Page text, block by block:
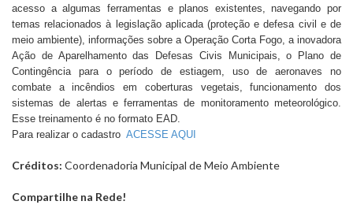
acesso a algumas ferramentas e planos existentes, navegando por
temas relacionados à legislação aplicada (proteção e defesa civil e de
meio ambiente), informações sobre a Operação Corta Fogo, a inovadora
Ação de Aparelhamento das Defesas Civis Municipais, o Plano de
Contingência para o período de estiagem, uso de aeronaves no
combate a incêndios em coberturas vegetais, funcionamento dos
sistemas de alertas e ferramentas de monitoramento meteorológico.
Esse treinamento é no formato EAD.
Para realizar o cadastro ACESSE AQUI
Créditos: Coordenadoria Municipal de Meio Ambiente
Compartilhe na Rede!